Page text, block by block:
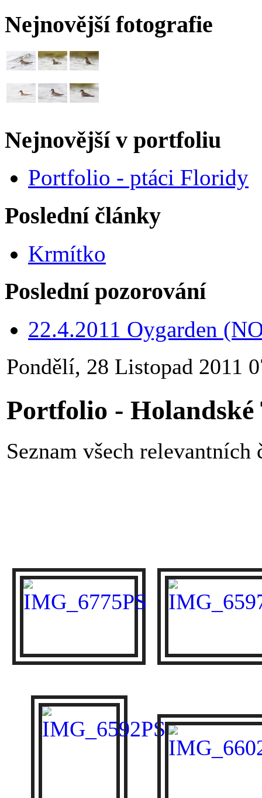
Nejnovější fotografie
Nejnovější v portfoliu
Portfolio - ptáci Floridy
Poslední články
Krmítko
Poslední pozorování
22.4.2011 Oygarden
Pondělí, 28 Listopad 2011
Portfolio -
Seznam všech